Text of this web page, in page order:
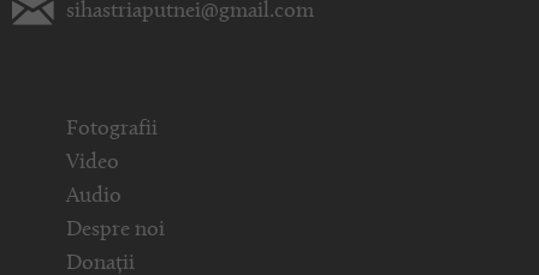
sihastriaputnei@gmail.com
Fotografii
Video
Audio
Despre noi
Donații